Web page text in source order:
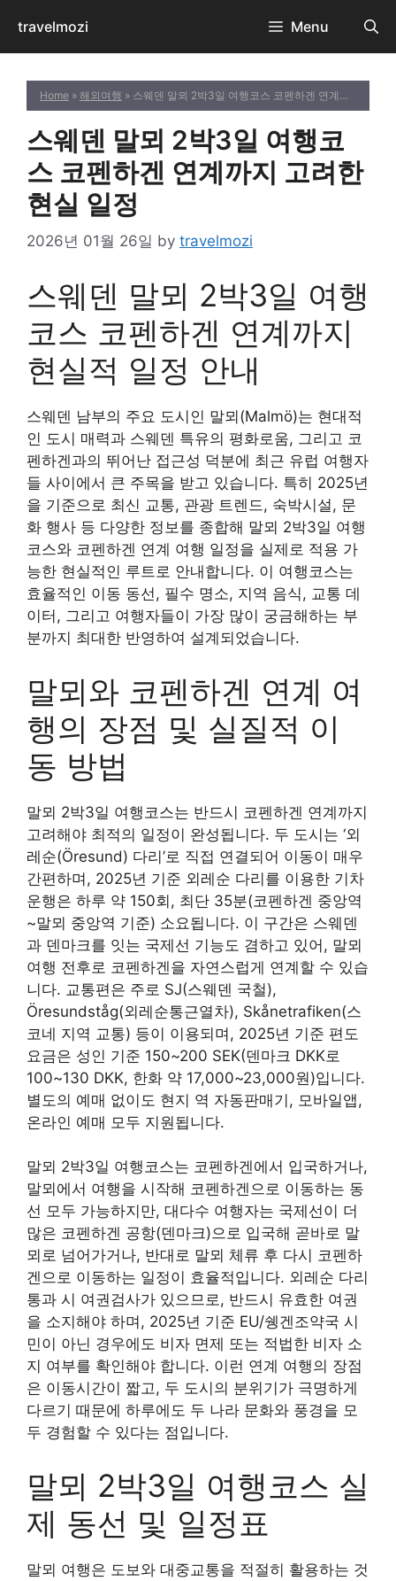
content
travelmozi Menu
Home » 해외여행 » 스웨덴 말뫼 2박3일 여행코스 코펜하겐 연계까지 고려한 현실 일정
스웨덴 말뫼 2박3일 여행코
스 코펜하겐 연계까지 고려한
현실 일정
2026년 01월 26일 by travelmozi
스웨덴 말뫼 2박3일 여행
코스 코펜하겐 연계까지
현실적 일정 안내
스웨덴 남부의 주요 도시인 말뫼(Malmö)는 현대적
인 도시 매력과 스웨덴 특유의 평화로움, 그리고 코
펜하겐과의 뛰어난 접근성 덕분에 최근 유럽 여행자
들 사이에서 큰 주목을 받고 있습니다. 특히 2025년
을 기준으로 최신 교통, 관광 트렌드, 숙박시설, 문
화 행사 등 다양한 정보를 종합해 말뫼 2박3일 여행
코스와 코펜하겐 연계 여행 일정을 실제로 적용 가
능한 현실적인 루트로 안내합니다. 이 여행코스는
효율적인 이동 동선, 필수 명소, 지역 음식, 교통 데
이터, 그리고 여행자들이 가장 많이 궁금해하는 부
분까지 최대한 반영하여 설계되었습니다.
말뫼와 코펜하겐 연계 여
행의 장점 및 실질적 이
동 방법
말뫼 2박3일 여행코스는 반드시 코펜하겐 연계까지
고려해야 최적의 일정이 완성됩니다. 두 도시는 ‘외
레순(Öresund) 다리’로 직접 연결되어 이동이 매우
간편하며, 2025년 기준 외레순 다리를 이용한 기차
운행은 하루 약 150회, 최단 35분(코펜하겐 중앙역
~말뫼 중앙역 기준) 소요됩니다. 이 구간은 스웨덴
과 덴마크를 잇는 국제선 기능도 겸하고 있어, 말뫼
여행 전후로 코펜하겐을 자연스럽게 연계할 수 있습
니다. 교통편은 주로 SJ(스웨덴 국철),
Öresundståg(외레순통근열차), Skånetrafiken(스
코네 지역 교통) 등이 이용되며, 2025년 기준 편도
요금은 성인 기준 150~200 SEK(덴마크 DKK로
100~130 DKK, 한화 약 17,000~23,000원)입니다.
별도의 예매 없이도 현지 역 자동판매기, 모바일앱,
온라인 예매 모두 지원됩니다.
말뫼 2박3일 여행코스는 코펜하겐에서 입국하거나,
말뫼에서 여행을 시작해 코펜하겐으로 이동하는 동
선 모두 가능하지만, 대다수 여행자는 국제선이 더
많은 코펜하겐 공항(덴마크)으로 입국해 곧바로 말
뫼로 넘어가거나, 반대로 말뫼 체류 후 다시 코펜하
겐으로 이동하는 일정이 효율적입니다. 외레순 다리
통과 시 여권검사가 있으므로, 반드시 유효한 여권
을 소지해야 하며, 2025년 기준 EU/쉥겐조약국 시
민이 아닌 경우에도 비자 면제 또는 적법한 비자 소
지 여부를 확인해야 합니다. 이런 연계 여행의 장점
은 이동시간이 짧고, 두 도시의 분위기가 극명하게
다르기 때문에 하루에도 두 나라 문화와 풍경을 모
두 경험할 수 있다는 점입니다.
말뫼 2박3일 여행코스 실
제 동선 및 일정표
말뫼 여행은 도보와 대중교통을 적절히 활용하는 것